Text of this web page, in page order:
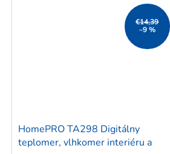
€14,39
–9 %
HomePRO TA298 Digitálny
teplomer, vlhkomer interiéru a